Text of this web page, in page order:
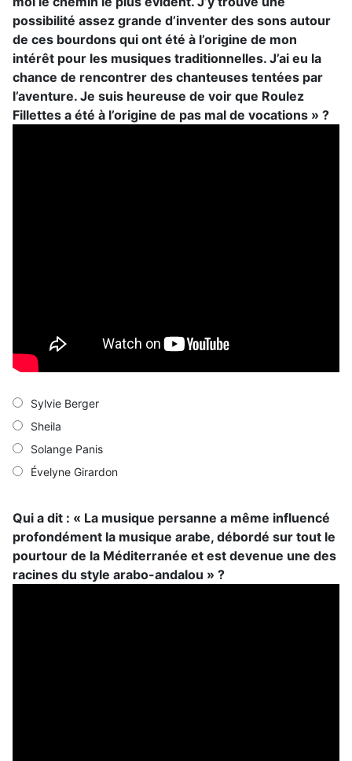
possibilité assez grande d’inventer des sons autour
de ces bourdons qui ont été à l’origine de mon
intérêt pour les musiques traditionnelles. J’ai eu la
chance de rencontrer des chanteuses tentées par
l’aventure. Je suis heureuse de voir que Roulez
Fillettes a été à l’origine de pas mal de vocations » ?
Sylvie Berger
Sheila
Solange Panis
Évelyne Girardon
Qui a dit : « La musique persanne a même influencé
profondément la musique arabe, débordé sur tout le
pourtour de la Méditerranée et est devenue une des
racines du style arabo-andalou » ?